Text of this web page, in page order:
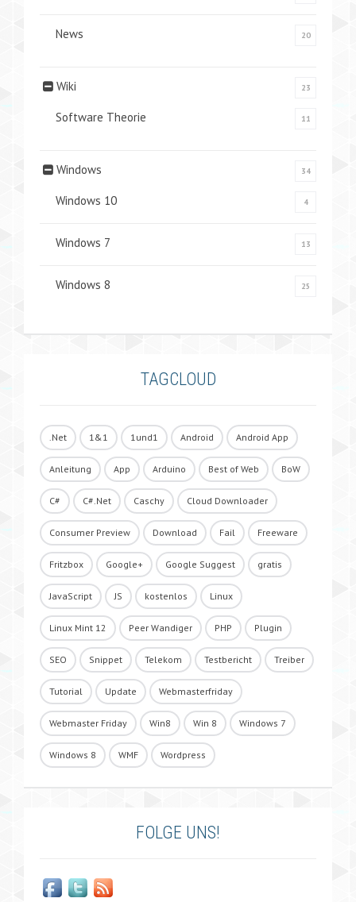
News 20
Wiki 23
Software Theorie 11
Windows 34
Windows 10 4
Windows 7 13
Windows 8 25
TAGCLOUD
.Net 1&1 1und1 Android Android App
Anleitung App Arduino Best of Web BoW
C# C#.Net Caschy Cloud Downloader
Consumer Preview Download Fail Freeware
Fritzbox Google+ Google Suggest gratis
JavaScript JS kostenlos Linux
Linux Mint 12 Peer Wandiger PHP Plugin
SEO Snippet Telekom Testbericht Treiber
Tutorial Update Webmasterfriday
Webmaster Friday Win8 Win 8 Windows 7
Windows 8 WMF Wordpress
FOLGE UNS!